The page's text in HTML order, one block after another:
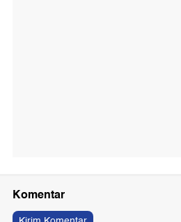
Komentar